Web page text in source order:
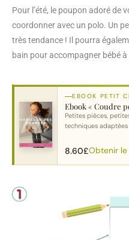
Pour l’été, le poupon adoré de
coordonner avec un polo. Un
très tendance ! Il pourra
bain pour accompagner bébé à
EBOOK PETIT
Ebook « Coudre
Petites pièces,
techniques
8.60£Obtenir